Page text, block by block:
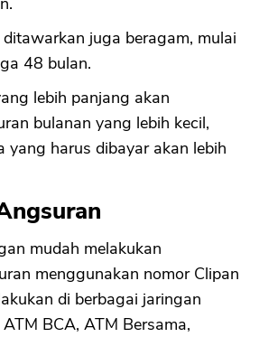
juga beragam, mulai
48 bulan.
lebih panjang akan
bulanan yang lebih kecil,
yang harus dibayar akan lebih
mudah melakukan
menggunakan nomor Clipan
di berbagai jaringan
BCA, ATM Bersama,